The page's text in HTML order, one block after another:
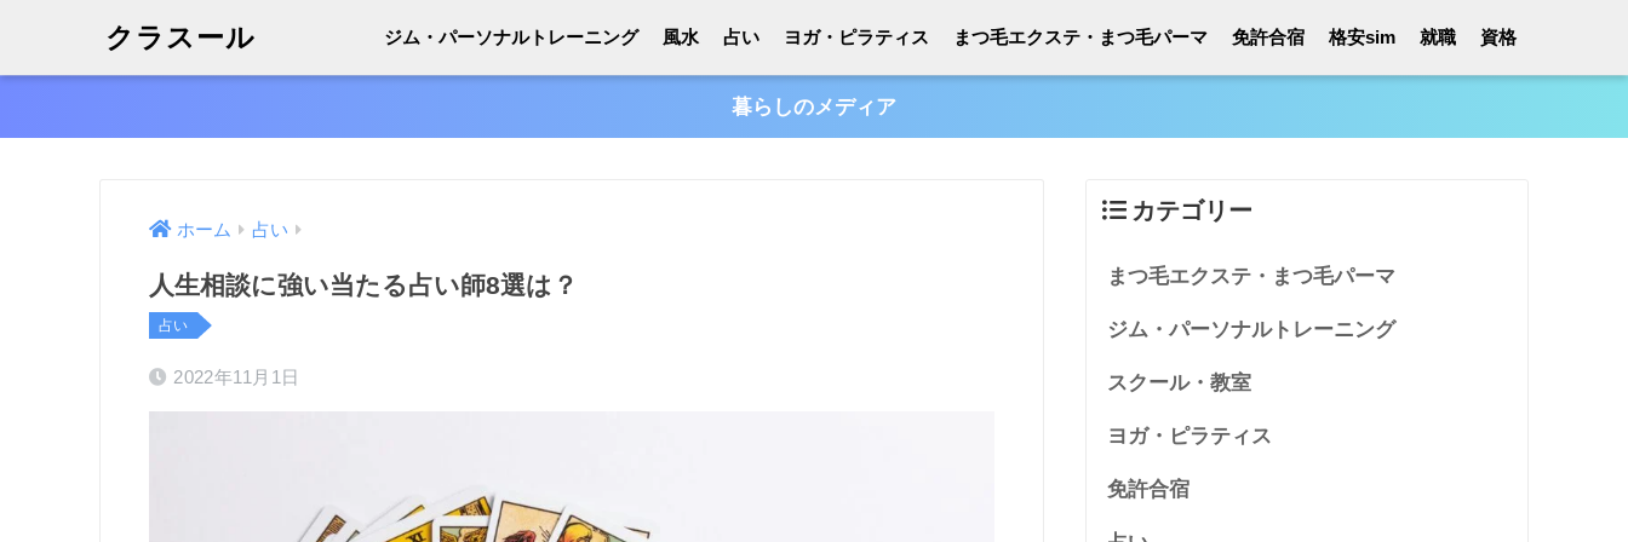
クラスール ジム・パーソナルトレーニング 風水 占い ヨガ・ピラティス まつ毛エクステ・まつ毛パーマ 免許合宿 格安sim 就職 資格
暮らしのメディア
ホーム 占い
人生相談に強い当たる占い師8選は？
占い
2022年11月1日
カテゴリー
まつ毛エクステ・まつ毛パーマ
ジム・パーソナルトレーニング
スクール・教室
ヨガ・ピラティス
免許合宿